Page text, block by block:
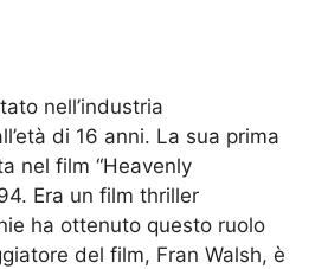
nell’industria
di 16 anni. La sua prima
nel film “Heavenly
Era un film thriller
ha ottenuto questo ruolo
del film, Fran Walsh, è